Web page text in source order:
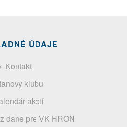
ÚDAJE
Kontakt
klubu
akcií
dane pre VK HRON